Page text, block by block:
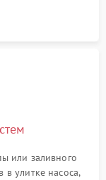
управления.
или заливного
в улитке насоса,